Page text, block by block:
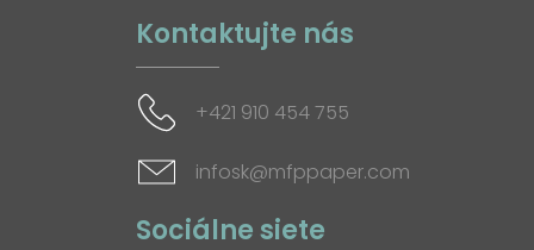
Kontaktujte nás
+421 910 454 755
infosk@mfppaper.com
Sociálne siete